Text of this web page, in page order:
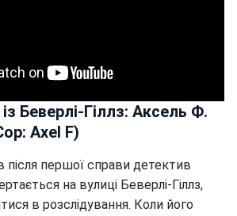
Беверлі-Гіллз: Аксель Ф.
Axel F)
після першої справи детектив
на вулиці Беверлі-Гіллз,
в розслідування. Коли його